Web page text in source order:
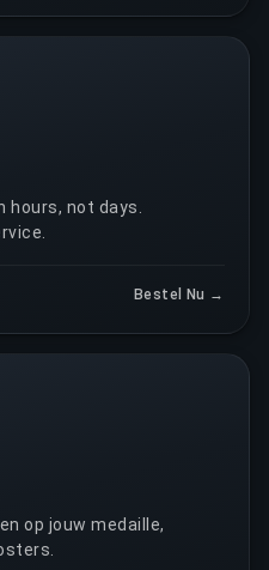
hours, not days.
Bestel Nu →
op jouw medaille,